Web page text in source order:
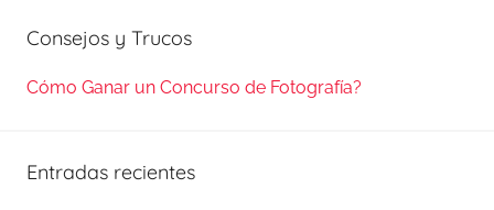
Consejos y Trucos
Cómo Ganar un Concurso de Fotografía?
Entradas recientes